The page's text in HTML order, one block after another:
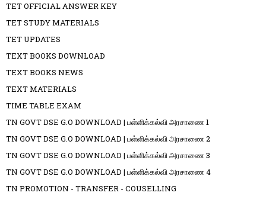
TET OFFICIAL ANSWER KEY
TET STUDY MATERIALS
TET UPDATES
TEXT BOOKS DOWNLOAD
TEXT BOOKS NEWS
TEXT MATERIALS
TIME TABLE EXAM
TN GOVT DSE G.O DOWNLOAD | பள்ளிக்கல்வி அரசாணை 1
TN GOVT DSE G.O DOWNLOAD | பள்ளிக்கல்வி அரசாணை 2
TN GOVT DSE G.O DOWNLOAD | பள்ளிக்கல்வி அரசாணை 3
TN GOVT DSE G.O DOWNLOAD | பள்ளிக்கல்வி அரசாணை 4
TN PROMOTION - TRANSFER - COUSELLING